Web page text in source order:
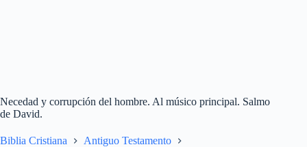
Necedad y corrupción del hombre. Al músico principal. Salmo
de David.
Biblia Cristiana
Antiguo Testamento